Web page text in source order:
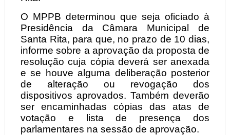
O MPPB determinou que seja oficiado à
Presidência da Câmara Municipal de
Santa Rita, para que, no prazo de 10 dias,
informe sobre a aprovação da proposta de
resolução cuja cópia deverá ser anexada
e se houve alguma deliberação posterior
de alteração ou revogação dos
dispositivos aprovados. Também deverão
ser encaminhadas cópias das atas de
votação e lista de presença dos
parlamentares na sessão de aprovação.